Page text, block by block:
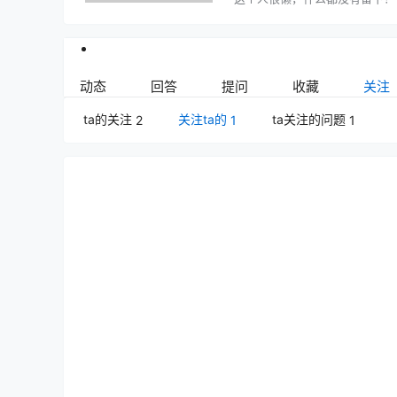
动态 回答 提问 收藏 关注
ta的关注 2 关注ta的 1 ta关注的问题 1